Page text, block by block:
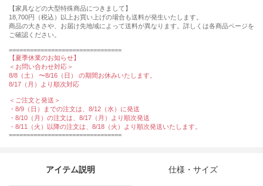
【家具などの⼤型特殊商品につきまして】
18,700円（税込）以上お買い上げの場合も送料が発⽣いたします。
商品の⼤きさや、お届け先地域によって送料が異なります。詳しくは各商品ページを
ご確認ください。
================================
【夏季休業のお知らせ】
＜お問い合わせ対応＞
8/8（土） 〜8/16（日） の期間お休みいたします。
8/17（月）より順次対応
＜ご注文と発送＞
・8/9（日）までの注文は、8/12（水）に発送
・8/10（月）の注文は、8/17（月）より順次発送
・8/11（火）以降の注文は、8/18（火）より順次発送いたします。
================================
アイテム説明 仕様・サイズ